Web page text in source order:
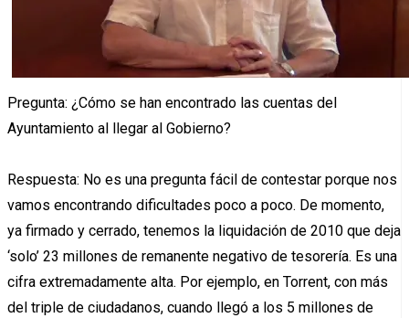
Pregunta: ¿Cómo se han encontrado las cuentas del
Ayuntamiento al llegar al Gobierno?
Respuesta: No es una pregunta fácil de contestar porque nos
vamos encontrando dificultades poco a poco. De momento,
ya firmado y cerrado, tenemos la liquidación de 2010 que deja
‘solo’ 23 millones de remanente negativo de tesorería. Es una
cifra extremadamente alta. Por ejemplo, en Torrent, con más
del triple de ciudadanos, cuando llegó a los 5 millones de